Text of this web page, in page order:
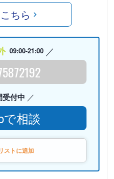
ちら
09:00-21:00
受付中
で相談
ストに追加